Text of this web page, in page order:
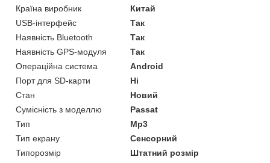
Країна виробник
Китай
USB-інтерфейс
Так
Наявність Bluetooth
Так
Наявність GPS-модуля
Так
Операційна система
Android
Порт для SD-карти
Ні
Стан
Новий
Сумісність з моделлю
Passat
Тип
Mp3
Тип екрану
Сенсорний
Типорозмір
Штатний розмір